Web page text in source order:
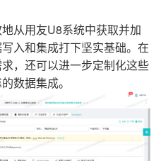
从用友U8系统中获取并加
入和集成打下坚实基础。在
，还可以进一步定制化这些
数据集成。